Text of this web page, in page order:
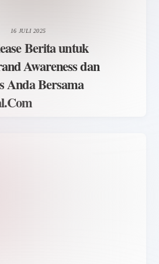
16 JULI 2025
Berita untuk
Awareness dan
Anda Bersama